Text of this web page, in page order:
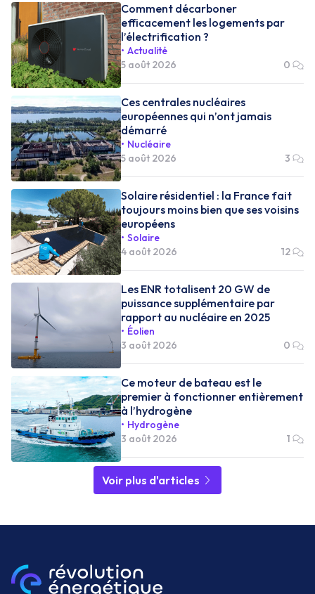
Comment décarboner
efficacement les logements par
l’électrification ?
Actualité
5 août 2026
0
Ces centrales nucléaires
européennes qui n’ont jamais
démarré
Nucléaire
5 août 2026
3
Solaire résidentiel : la France fait
toujours moins bien que ses voisins
européens
Solaire
4 août 2026
12
Les ENR totalisent 20 GW de
puissance supplémentaire par
rapport au nucléaire en 2025
Éolien
3 août 2026
0
Ce moteur de bateau est le
premier à fonctionner entièrement
à l’hydrogène
Hydrogène
3 août 2026
1
Voir plus d'articles